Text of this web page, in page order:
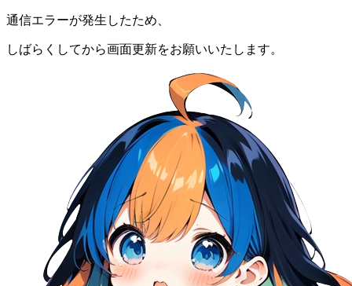
通信エラーが発生したため、
しばらくしてから画面更新をお願いいたします。